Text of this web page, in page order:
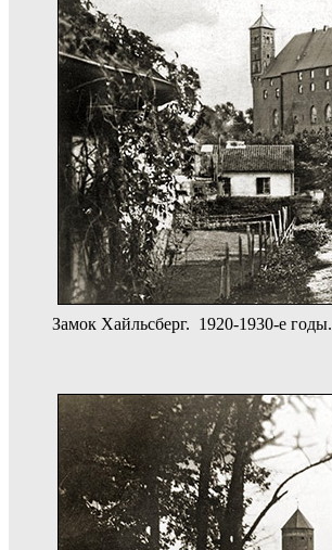
Замок Хайльсберг. 1920-1930-е годы.